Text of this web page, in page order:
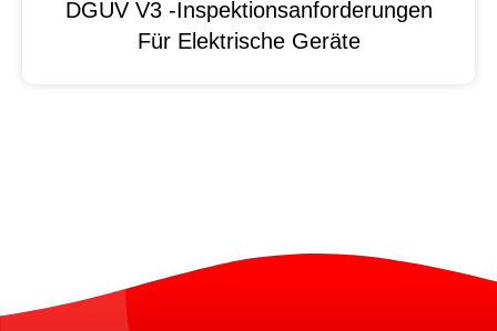
DGUV V3 -Inspektionsanforderungen
Für Elektrische Geräte